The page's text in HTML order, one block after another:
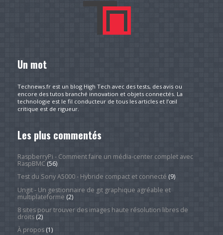
Un mot
Technews.fr est un blog High Tech avec des tests, des avis ou
encore des tutos branché innovation et objets connectés. La
technologie est le fil conducteur de tous les articles et l’œil
critique est de rigueur.
Les plus commentés
RaspberryPi - Comment faire un média-center complet avec
RaspBMC(56)
Test du Sony A5000 - Hybride compact et connecté (9)
Ungit - Un gestionnaire de git graphique agréable et
multiplateforme (2)
8 sites pour trouver des images haute résolution libres de
droits(2)
À propos(1)